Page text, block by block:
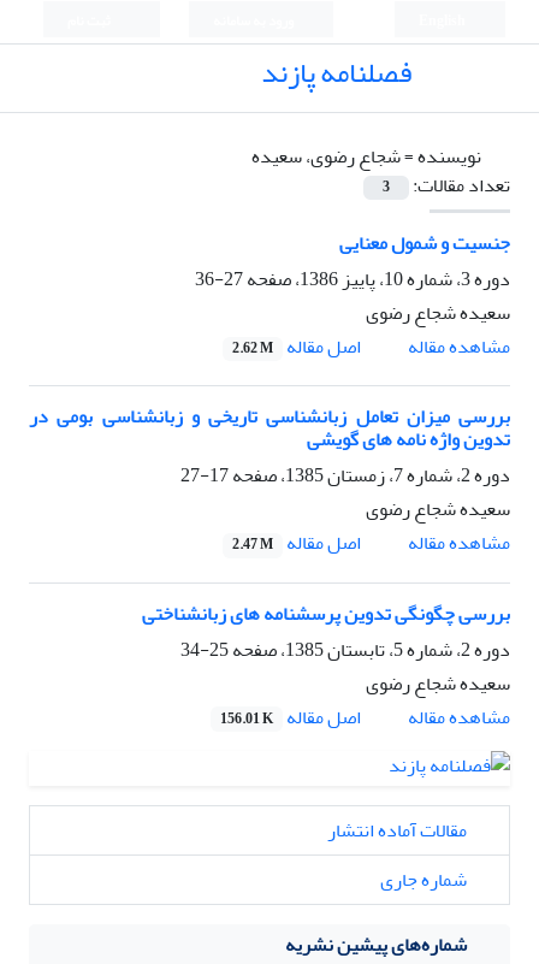
فصلنامه پازند
نویسنده =شجاع رضوی، سعیده
تعداد مقالات:
3
جنسیت و شمول معنایی
دوره 3، شماره 10، پاییز 1386، صفحه
27-36
سعیده شجاع رضوی
مشاهده مقاله
اصل مقاله 2.62 M
بررسی میزان تعامل زبانشناسی تاریخی و زبانشناسی بومی در
تدوین واژه نامه های گویشی
دوره 2، شماره 7، زمستان 1385، صفحه
17-27
سعیده شجاع رضوی
مشاهده مقاله
اصل مقاله 2.47 M
بررسی چگونگی تدوین پرسشنامه های زبانشناختی
دوره 2، شماره 5، تابستان 1385، صفحه
25-34
سعیده شجاع رضوی
مشاهده مقاله
اصل مقاله 156.01 K
مقالات آماده انتشار
شماره جاری
شماره‌های پیشین نشریه